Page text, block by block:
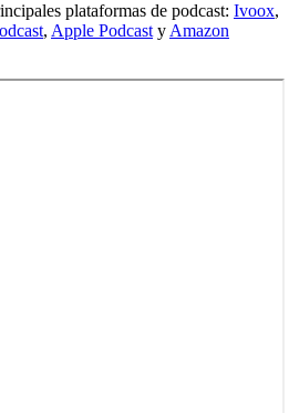
plataformas de podcast: Ivoox,
, Apple Podcast y Amazon